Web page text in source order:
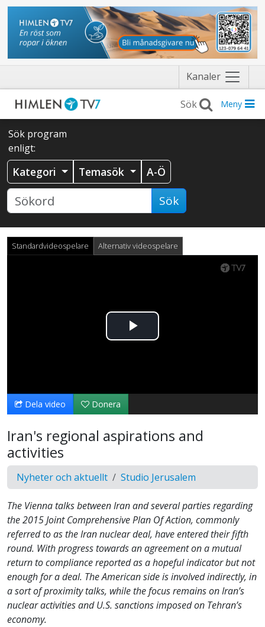
Kanaler Näytä
valikko
Meny
Sök program
enligt:
Kategori Temasök A-Ö
Sök
Standardvideospelare Alternativ videospelare
Spela
video
Dela video Donera
Iran's regional aspirations and
activities
Nyheter och aktuellt Studio Jerusalem
The Vienna talks between Iran and several parties regarding
the 2015 Joint Comprehensive Plan Of Action, commonly
referred to as the Iran nuclear deal, have entered their fifth
round. With progress towards an agreement on a mutual
return to compliance reported as a hopeful indicator but not
enough for a deal. The American side is involved indirectly, in
a sort of proximity talks, while the focus remains on Iran’s
nuclear activities and U.S. sanctions imposed on Tehran’s
economy.